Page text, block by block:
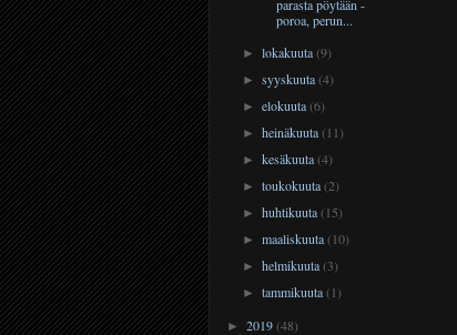
parasta pöytään -
poroa, perun...
►lokakuuta(9)
►syyskuuta(4)
►elokuuta(6)
►heinäkuuta(11)
►kesäkuuta(4)
►toukokuuta(2)
►huhtikuuta(15)
►maaliskuuta(10)
►helmikuuta(3)
►tammikuuta(1)
► 2019(48)